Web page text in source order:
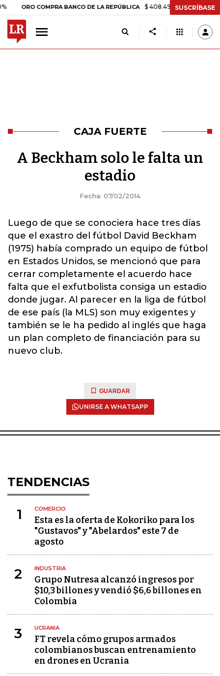
ORO COMPRA BANCO DE LA REPÚBLICA $ 408.498,97 +$ 8.753,81
SUSCRÍBASE
CAJA FUERTE
A Beckham solo le falta un
estadio
Fecha: 07/02/2014
Luego de que se conociera hace tres días
que el exastro del fútbol David Beckham
(1975) había comprado un equipo de fútbol
en Estados Unidos, se mencionó que para
cerrar completamente el acuerdo hace
falta que el exfutbolista consiga un estadio
donde jugar. Al parecer en la liga de fútbol
de ese país (la MLS) son muy exigentes y
también se le ha pedido al inglés que haga
un plan completo de financiación para su
nuevo club.
GUARDAR
UNIRSE A WHATSAPP
TENDENCIAS
1 COMERCIO
Esta es la oferta de Kokoriko para los
"Gustavos" y "Abelardos" este 7 de
agosto
2 INDUSTRIA
Grupo Nutresa alcanzó ingresos por
$10,3 billones y vendió $6,6 billones en
Colombia
3 UCRANIA
FT revela cómo grupos armados
colombianos buscan entrenamiento
en drones en Ucrania